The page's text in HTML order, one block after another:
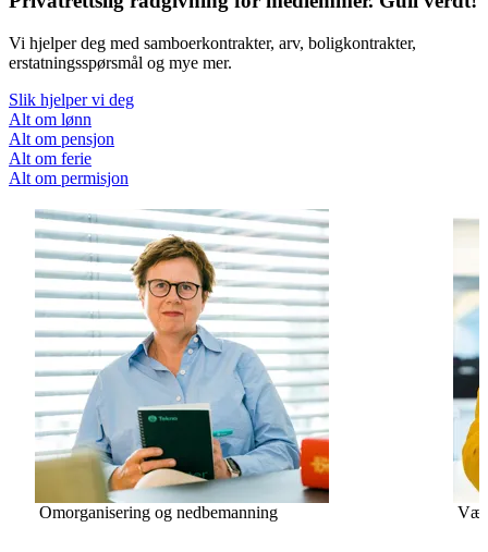
Vi hjelper deg med samboerkontrakter, arv, boligkontrakter,
erstatningsspørsmål og mye mer.
Slik hjelper vi deg
Alt om lønn
Alt om pensjon
Alt om ferie
Alt om permisjon
Omorganisering og nedbemanning Vær